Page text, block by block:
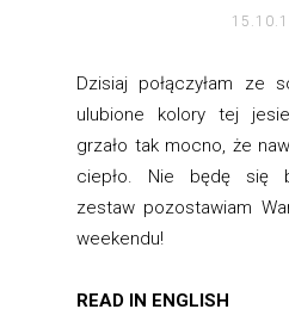
Dzisiaj połączyłam ze
ulubione kolory tej
grzało tak mocno, że
ciepło. Nie będę się
zestaw pozostawiam
weekendu!
READ IN ENGLISH